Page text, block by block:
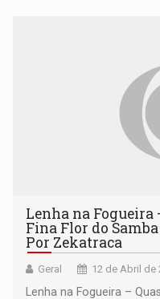
Lenha na Fogueira
Fina Flor do
Por Zekatraca
Geral 12 de Abril de
Lenha na Fogueira –